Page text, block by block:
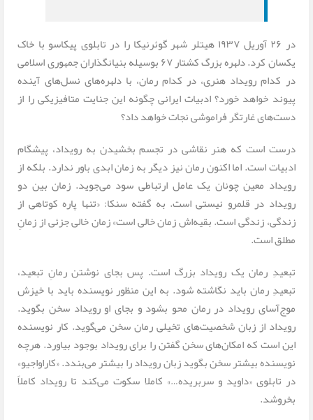
در ۲۶ آوریل ۱۹۳۷ هیتلر شهر گوئرنیکا را در تابلوی پیکاسو با خاک
یکسان کرد. دلهره بزرگ کشتار ۶۷ بوسیله‌ بنیانگذاران جمهوری اسلامی
در کدام رویداد هنری، در کدام رمان، با دلهره‌های نسل‌های آینده
پیوند خواهد خورد؟ ادبیات ایرانی چگونه این جنایت متافیزیکی را از
دست‌های غارتگر فراموشی نجات خواهد داد؟
درست است که هنر نقاشی در تجسم بخشیدن به رویداد، پیشگام
ادبیات است. اما اکنون رمان نیز دیگر به زمان ابدی باور ندارد. بلکه از
رویداد معین چونان یک عامل ارتباطی سود می‌جوید. زمان بین دو
رویداد در قلمرو نیستی است. به گفته سنکا: «تنها پاره کوتاهی از
زندگی، زندگی است. بقیه‌اش زمان خالی است» زمان خالی جزئی از زمانِ
مطلق است.
تبعیدِ رمان یک رویداد بزرگ است. پس بجای نوشتن رمانِ تبعید،
تبعیدِ رمان باید نگاشته شود. به این منظور نویسنده باید با خیزش
موج‌آسای رویداد در رمان محو بشود و بجای او رویداد سخن بگوید.
رویداد از زبان شخصیت‌های تخیلی رمان سخن می‌گوید. کار نویسنده
این است که امکان‌های سخن گفتن را برای رویداد بوجود بیاورد. هرچه
نویسنده بیشتر سخن بگوید زبان رویداد را بیشتر می‌بندد. «کاراواجیو»
در تابلوی «داوید و سربریده…» کاملا سکوت می‌کند تا رویداد کاملاً
بخروشد.